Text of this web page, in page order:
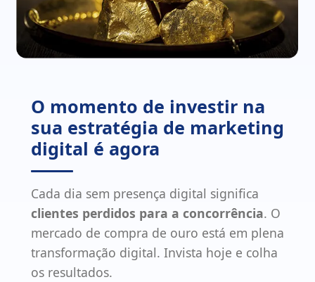
O momento de investir na
sua estratégia de marketing
digital é agora
Cada dia sem presença digital significa
clientes perdidos para a concorrência. O
mercado de compra de ouro está em plena
transformação digital. Invista hoje e colha
os resultados.